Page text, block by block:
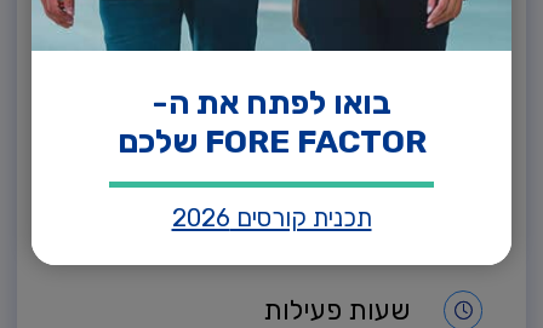
טלפון
054-8942421
אימייל
ee@runi.ac.il
שעות פעילות
בואו לפתח את ה-
FORE FACTOR שלכם
תכנית קורסים 2026